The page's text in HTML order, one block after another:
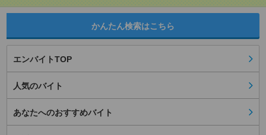
かんたん検索はこちら
エンバイトTOP
人気のバイト
あなたへのおすすめバイト